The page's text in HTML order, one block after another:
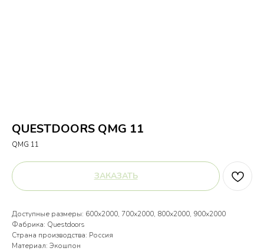
QUESTDOORS QMG 11
QMG 11
ЗАКАЗАТЬ
Доступные размеры: 600х2000, 700х2000, 800х2000, 900х2000
Фабрика: Questdoors
Страна производства: Россия
Материал: Экошпон